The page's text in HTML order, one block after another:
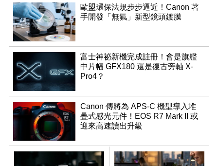
歐盟環保法規步步逼近！Canon 著
手開發「無氟」新型鏡頭鍍膜
富士神祕新機完成註冊！會是旗艦
中片幅 GFX180 還是復古旁軸 X-
Pro4？
Canon 傳將為 APS-C 機型導入堆
疊式感光元件！EOS R7 Mark II 或
迎來高速讀出升級